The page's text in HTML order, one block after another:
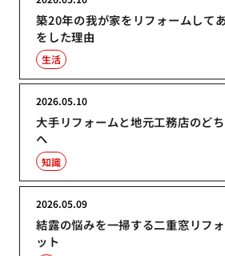
築20年の我が家をリフォームして
をした理由
生活
大手リフォームと地元工務店のど
へ
2026.05.10
知識
結露の悩みを一掃する二重窓リフ
ット
2026.05.09